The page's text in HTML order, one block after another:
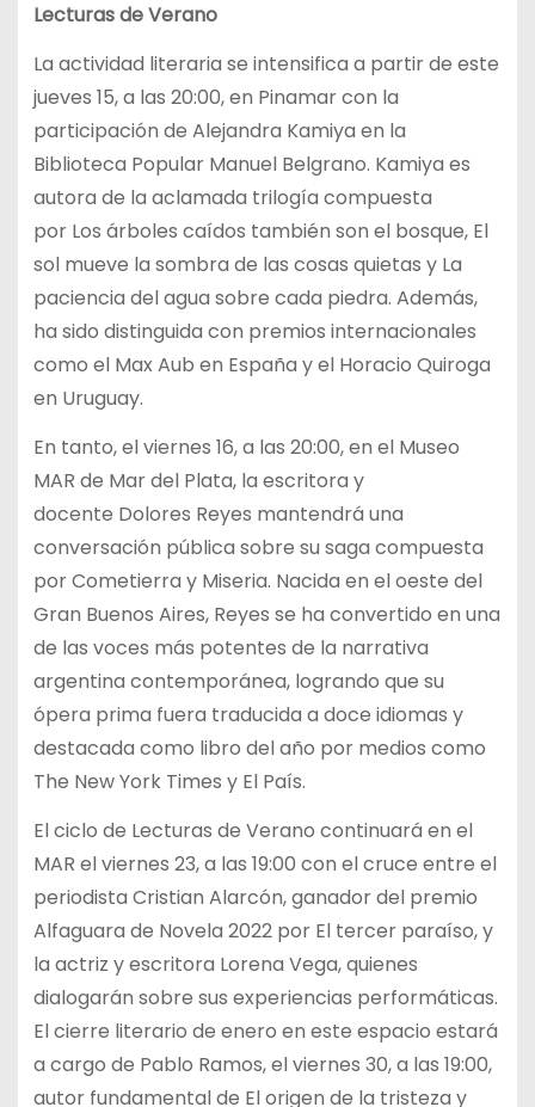
Lecturas de Verano
La actividad literaria se intensifica a partir de este
jueves 15, a las 20:00, en Pinamar con la
participación de Alejandra Kamiya en la
Biblioteca Popular Manuel Belgrano. Kamiya es
autora de la aclamada trilogía compuesta
por Los árboles caídos también son el bosque, El
sol mueve la sombra de las cosas quietas y La
paciencia del agua sobre cada piedra. Además,
ha sido distinguida con premios internacionales
como el Max Aub en España y el Horacio Quiroga
en Uruguay.
En tanto, el viernes 16, a las 20:00, en el Museo
MAR de Mar del Plata, la escritora y
docente Dolores Reyes mantendrá una
conversación pública sobre su saga compuesta
por Cometierra y Miseria. Nacida en el oeste del
Gran Buenos Aires, Reyes se ha convertido en una
de las voces más potentes de la narrativa
argentina contemporánea, logrando que su
ópera prima fuera traducida a doce idiomas y
destacada como libro del año por medios como
The New York Times y El País.
El ciclo de Lecturas de Verano continuará en el
MAR el viernes 23, a las 19:00 con el cruce entre el
periodista Cristian Alarcón, ganador del premio
Alfaguara de Novela 2022 por El tercer paraíso, y
la actriz y escritora Lorena Vega, quienes
dialogarán sobre sus experiencias performáticas.
El cierre literario de enero en este espacio estará
a cargo de Pablo Ramos, el viernes 30, a las 19:00,
autor fundamental de El origen de la tristeza y